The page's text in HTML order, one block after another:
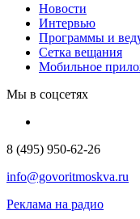
Новости
Интервью
Программы и
Сетка вещания
Мобильное
Мы в соцсетях
8 (495) 950-62-26
info@govoritmoskva.ru
Реклама на радио